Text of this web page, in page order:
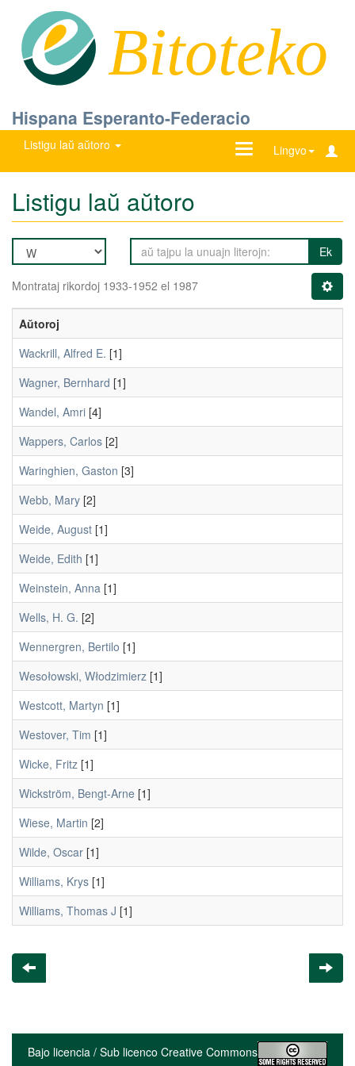
Bitoteko
Hispana Esperanto-Federacio
Listigu laŭ aŭtoro Lingvo
Ŝanĝu
Listigu laŭ aŭtoro
Ek
Montrataj rikordoj 1933-1952 el 1987
Aŭtoroj
Wackrill, Alfred E. [1]
Wagner, Bernhard [1]
Wandel, Amri [4]
Wappers, Carlos [2]
Waringhien, Gaston [3]
Webb, Mary [2]
Weide, August [1]
Weide, Edith [1]
Weinstein, Anna [1]
Wells, H. G. [2]
Wennergren, Bertilo [1]
Wesołowski, Włodzimierz [1]
Westcott, Martyn [1]
Westover, Tim [1]
Wicke, Fritz [1]
Wickström, Bengt-Arne [1]
Wiese, Martin [2]
Wilde, Oscar [1]
Williams, Krys [1]
Williams, Thomas J [1]
Bajo licencia / Sub licenco Creative Commons